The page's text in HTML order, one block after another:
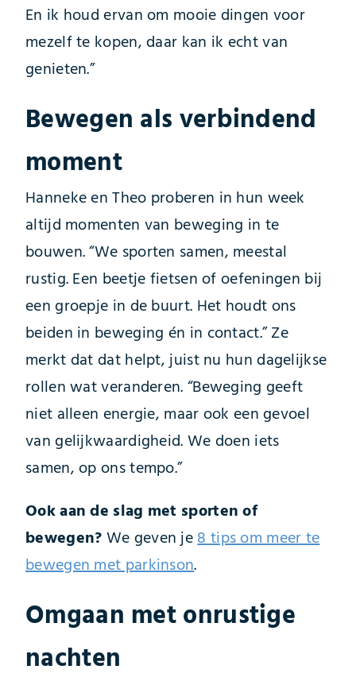
En ik houd ervan om mooie dingen voor
mezelf te kopen, daar kan ik echt van
genieten.”
Bewegen als verbindend
moment
Hanneke en Theo proberen in hun week
altijd momenten van beweging in te
bouwen. “We sporten samen, meestal
rustig. Een beetje fietsen of oefeningen bij
een groepje in de buurt. Het houdt ons
beiden in beweging én in contact.” Ze
merkt dat dat helpt, juist nu hun dagelijkse
rollen wat veranderen. “Beweging geeft
niet alleen energie, maar ook een gevoel
van gelijkwaardigheid. We doen iets
samen, op ons tempo.”
Ook aan de slag met sporten of
bewegen?We geven je8 tips om meer te
bewegen met parkinson.
Omgaan met onrustige
nachten